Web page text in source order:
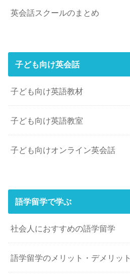
英会話スクールのまとめ
子ども向け英会話
子ども向け英語教材
子ども向け英語教室
子ども向けオンライン英会話
語学留学で学ぶ
社会人におすすめの語学留学
語学留学のメリット・デメリット